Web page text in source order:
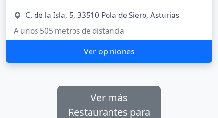
C. de la Isla, 5, 33510 Pola de Siero, Asturias
A unos 505 metros de distancia
Ver opiniones
Ver más
Restaurantes para